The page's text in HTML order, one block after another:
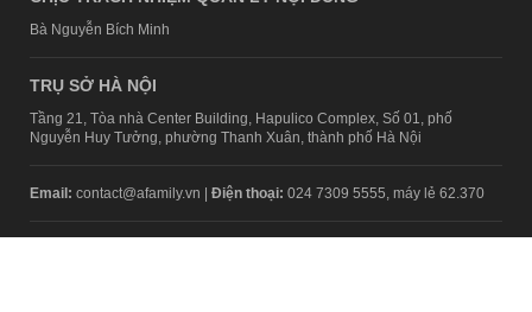
Bà Nguyễn Bích Minh
TRỤ SỞ HÀ NỘI
Tầng 21, Tòa nhà Center Building, Hapulico Complex, Số 01, phố
Nguyễn Huy Tưởng, phường Thanh Xuân, thành phố Hà Nội
Email: contact@afamily.vn | Điện thoại: 024 7309 5555, máy lẻ 62.370